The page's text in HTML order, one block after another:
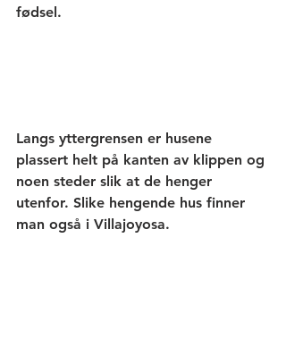
fødsel.
Langs yttergrensen er husene
plassert helt på kanten av klippen og
noen steder slik at de henger
utenfor. Slike hengende hus finner
man også i Villajoyosa.